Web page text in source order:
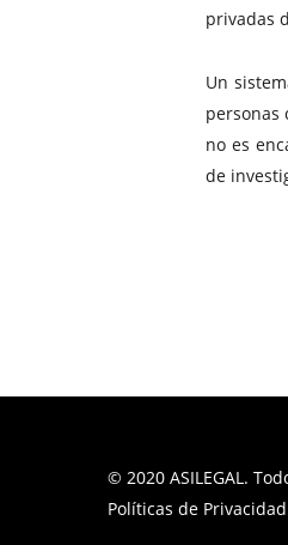
privadas
Un
personas
no es
de
© 2020 ASILEGAL.
Políticas de Privacidad